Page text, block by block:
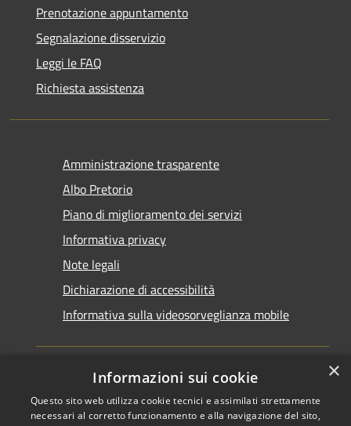
Prenotazione appuntamento
Segnalazione disservizio
Leggi le FAQ
Richiesta assistenza
Amministrazione trasparente
Albo Pretorio
Piano di miglioramento dei servizi
Informativa privacy
Note legali
Dichiarazione di accessibilità
Informativa sulla videosorveglianza mobile
RSS
Copyright © 2026 • Comune di
×
Informazioni sui cookie
Questo sito web utilizza cookie tecnici e assimilati strettamente
necessari al corretto funzionamento e alla navigazione del sito,